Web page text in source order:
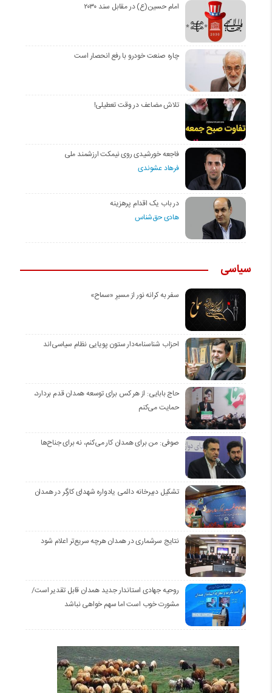
امام حسین(ع) در مقابل سند ۲۰۳۰
چاره صنعت خودرو با رفع انحصار است
تلاش مضاعف در وقت تعطیلی!
فاجعه خورشیدی روی نیمکت ارزشمند ملی
فرهاد عشوندی
در باب یک اقدام پرهزینه
هادی حق‌شناس
سیاسی
سفر به کرانه‌ نور از مسیرِ «سماح»
احزاب شناسنامه‌دار ستون پویایی نظام سیاسی‌اند
حاج بابایی: از هر کس برای توسعه همدان قدم بردارد،
حمایت می‌کنم
صوفی: من برای همدان کار می‌کنم، نه برای جناح‌ها
تشکیل دبیرخانه دائمی یادواره شهدای کارگر در همدان
نتایج سرشماری در همدان هرچه سریع‌تر اعلام شود
روحیه جهادی استاندار جدید همدان قابل تقدیر است/
مشورت خوب است اما سهم خواهی نباشد